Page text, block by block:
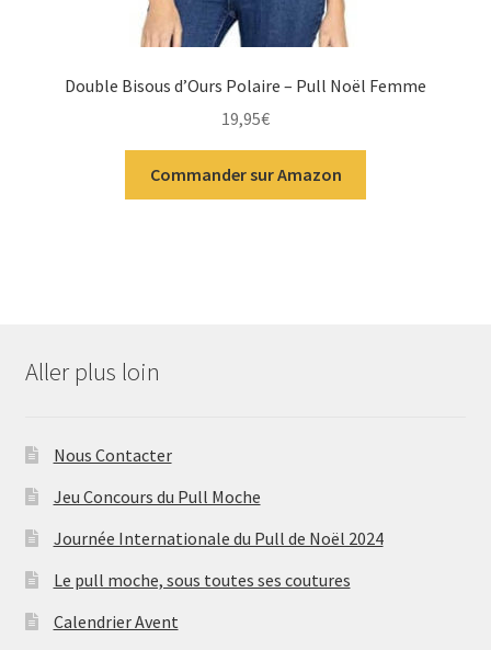
Double Bisous d’Ours Polaire – Pull Noël Femme
19,95€
Commander sur Amazon
Aller plus loin
Nous Contacter
Jeu Concours du Pull Moche
Journée Internationale du Pull de Noël 2024
Le pull moche, sous toutes ses coutures
Calendrier Avent